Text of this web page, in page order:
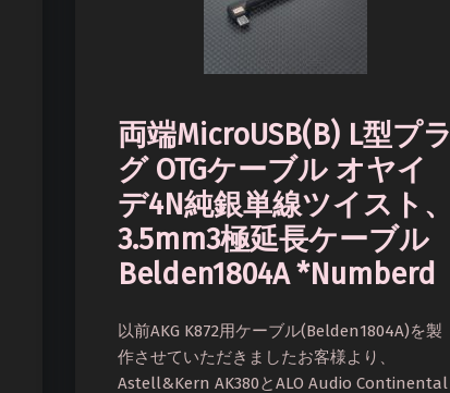
両端MicroUSB(B) L型プラ
グ OTGケーブル オヤイ
デ4N純銀単線ツイスト、
3.5mm3極延長ケーブル
Belden1804A *Numberd
以前AKG K872用ケーブル(Belden1804A)を製
作させていただきましたお客様より、
Astell&Kern AK380とALO Audio Continental